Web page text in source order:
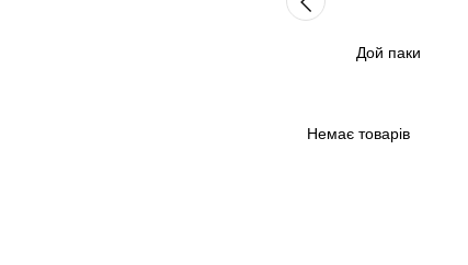
Дой паки
Немає товарів